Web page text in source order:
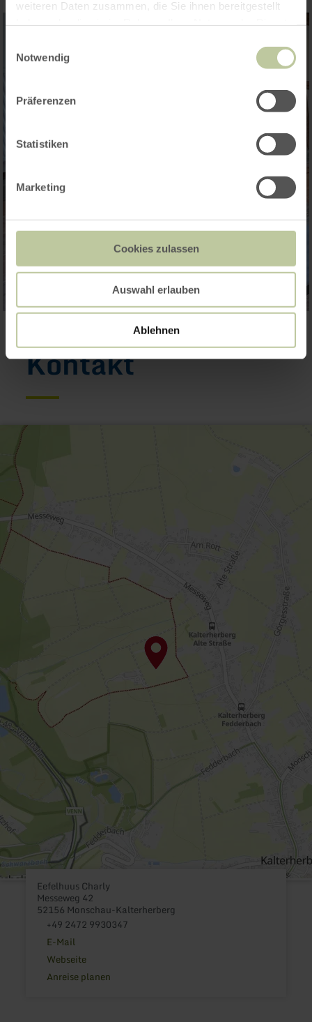
weiteren Daten zusammen, die Sie ihnen bereitgestellt
Notwendig
Präferenzen
Statistiken
Marketing
Cookies zulassen
Auswahl erlauben
Ablehnen
Kontakt
Eefelhuus Charly
Messeweg 42
52156 Monschau-Kalterherberg
+49 2472 9930347
E-Mail
Webseite
Anreise planen